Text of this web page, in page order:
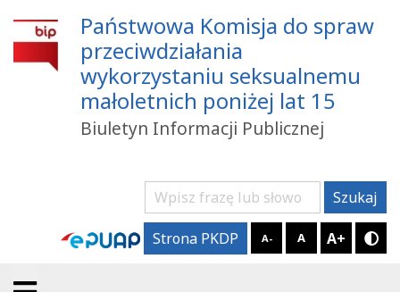
Państwowa Komisja do spraw
przeciwdziałania
wykorzystaniu seksualnemu
małoletnich poniżej lat 15
Biuletyn Informacji Publicznej
Szukaj Szukaj
Strona PKDP A- A A+